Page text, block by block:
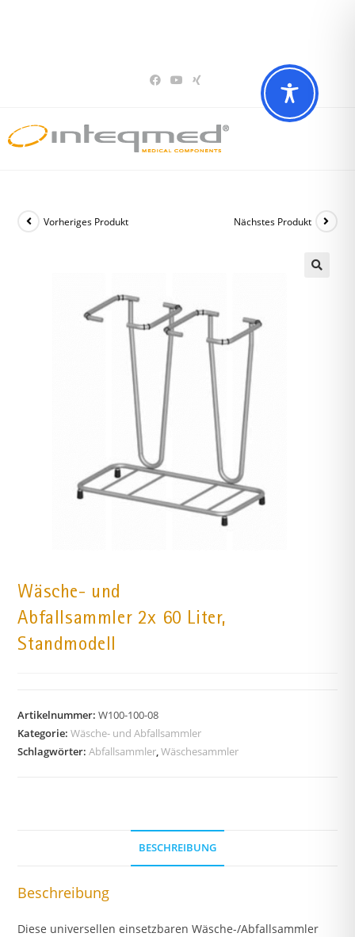
Vorheriges Produkt Nächstes Produkt
Wäsche- und
Abfallsammler 2x 60 Liter,
Standmodell
Artikelnummer:W100-100-08
Kategorie:Wäsche- und Abfallsammler
Schlagwörter:Abfallsammler,Wäschesammler
BESCHREIBUNG
Beschreibung
Diese universellen einsetzbaren Wäsche-/Abfallsammler